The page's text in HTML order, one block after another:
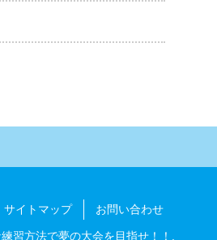
サイトマップ お問い合わせ
習方法で夢の大会を目指せ！！.